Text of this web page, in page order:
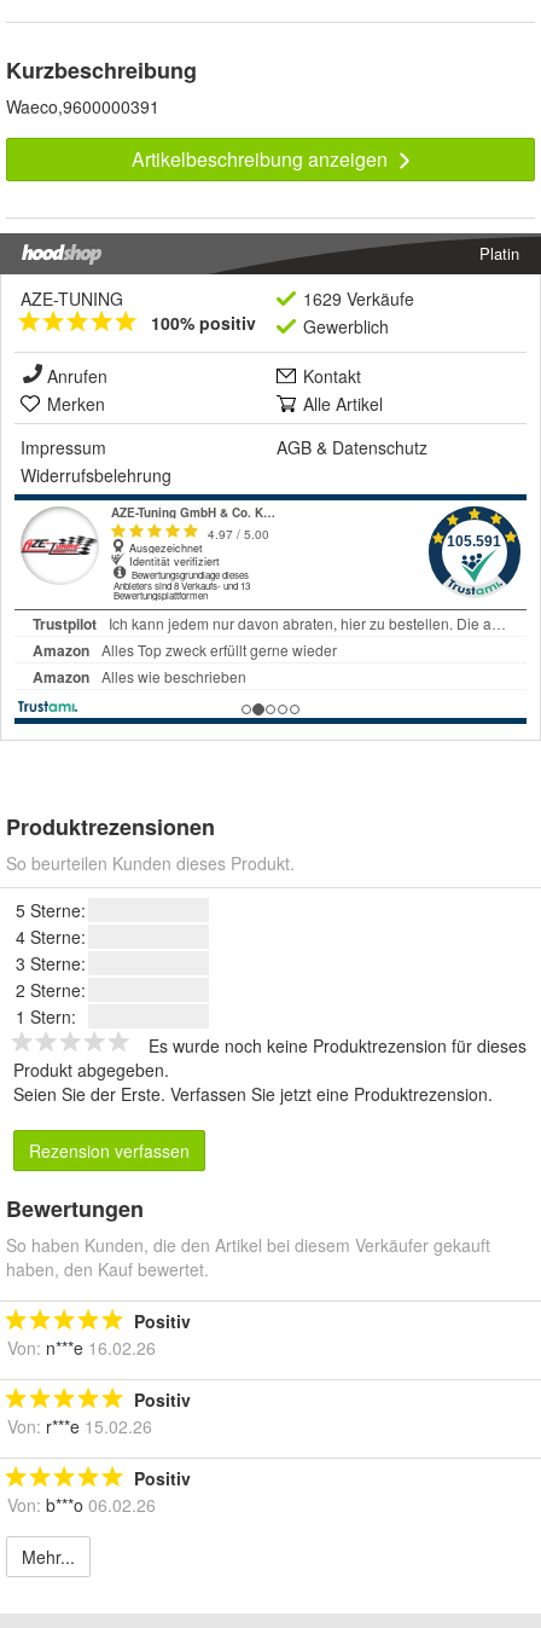
Kurzbeschreibung
Waeco,9600000391
Artikelbeschreibung anzeigen
Platin
AZE-TUNING
100% positiv
1629 Verkäufe
Gewerblich
Anrufen
Kontakt
Merken
Alle Artikel
Impressum
AGB & Datenschutz
Widerrufsbelehrung
Produktrezensionen
So beurteilen Kunden dieses Produkt.
5 Sterne:
4 Sterne:
3 Sterne:
2 Sterne:
1 Stern:
Es wurde noch keine Produktrezension für dieses
Produkt abgegeben.
Seien Sie der Erste. Verfassen Sie jetzt eine Produktrezension.
Rezension verfassen
Bewertungen
So haben Kunden, die den Artikel bei diesem Verkäufer gekauft
haben, den Kauf bewertet.
Positiv
Von: n***e 16.02.26
Positiv
Von: r***e 15.02.26
Positiv
Von: b***o 06.02.26
Mehr...